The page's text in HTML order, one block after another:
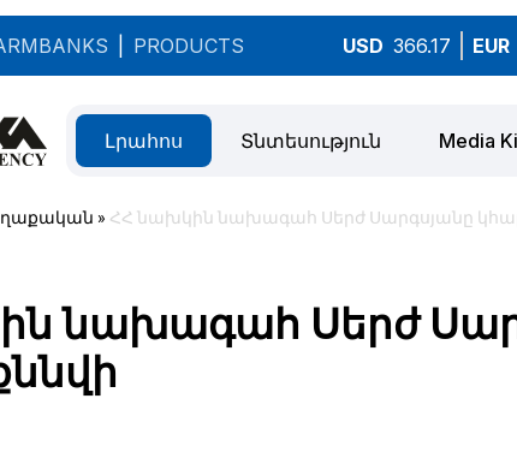
PRODUCTS USD 366.17 EUR
Լրահոս Տնտեսություն Media
» ՀՀ նախկին նախագահ Սերժ Սարգսյանը
նախագահ Սերժ